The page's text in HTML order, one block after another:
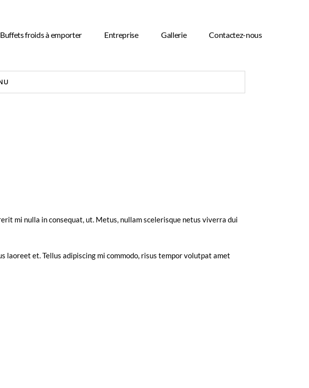
Buffets froids à emporter Entreprise Gallerie Contactez-nous
mi nulla in consequat, ut. Metus, nullam scelerisque netus viverra dui
et. Tellus adipiscing mi commodo, risus tempor volutpat amet